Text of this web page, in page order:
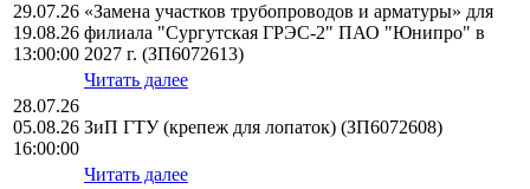
29.07.26
19.08.26
13:00:00
«Замена участков трубопроводов и арматуры» для
филиала "Сургутская ГРЭС-2" ПАО "Юнипро" в
2027 г. (ЗП6072613)
Читать далее
28.07.26
05.08.26
16:00:00
ЗиП ГТУ (крепеж для лопаток) (ЗП6072608)
Читать далее